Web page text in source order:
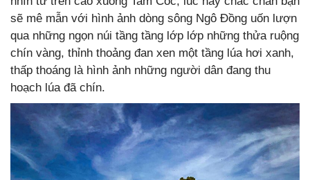
sẽ mê mẫn với hình ảnh dòng sông Ngô Đồng uốn lượn
qua những ngọn núi tầng tầng lớp lớp những thửa ruộng
chín vàng, thỉnh thoảng đan xen một tầng lúa hơi xanh,
thấp thoáng là hình ảnh những người dân đang thu
hoạch lúa đã chín.